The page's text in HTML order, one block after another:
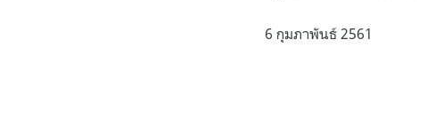
6 กุมภาพันธ์ 2561